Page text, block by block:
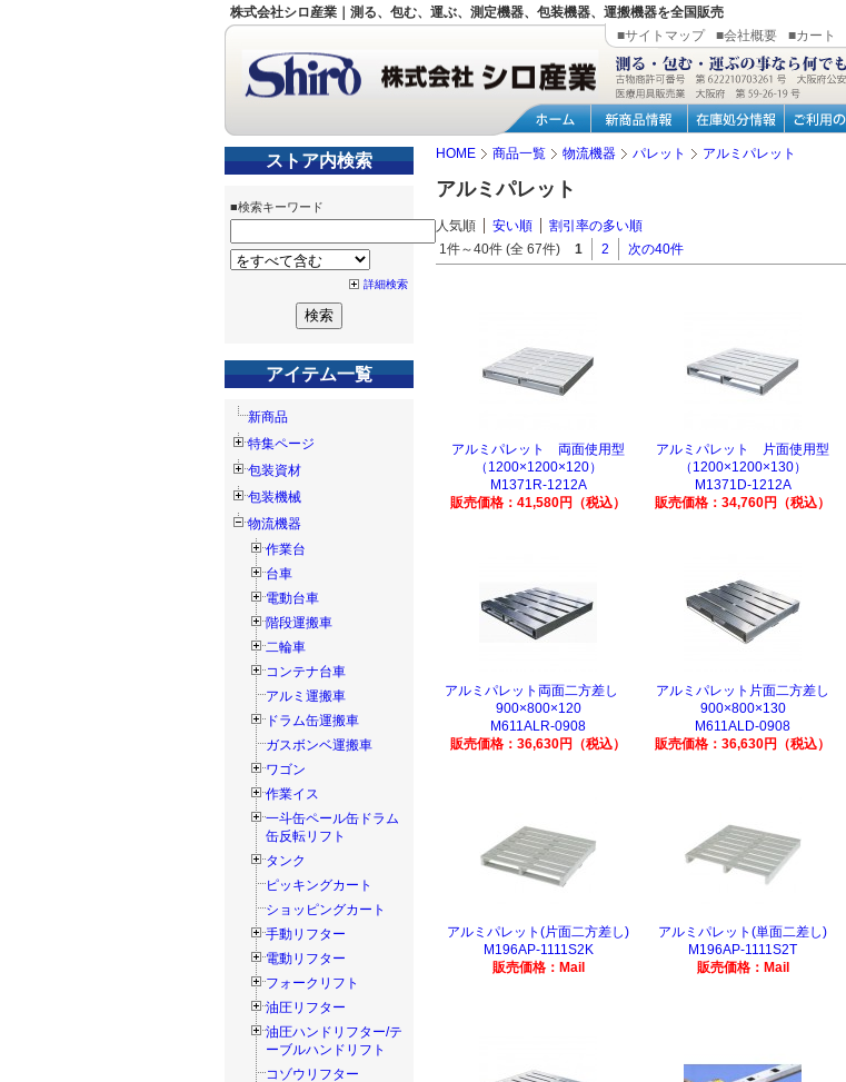
株式会社シロ産業｜測る、包む、運ぶ、測定機器、包装機器、運搬機器を全国販売
■サイトマップ
■会社概要 ■カート
ストア内検索
■検索キーワード
詳細検索
アイテム一覧
新商品
特集ページ
包装資材
包装機械
物流機器
作業台
台車
電動台車
階段運搬車
二輪車
コンテナ台車
アルミ運搬車
ドラム缶運搬車
ガスボンベ運搬車
ワゴン
作業イス
一斗缶ペール缶ドラム
缶反転リフト
タンク
ピッキングカート
ショッピングカート
手動リフター
電動リフター
フォークリフト
油圧リフター
油圧ハンドリフター/テ
ーブルハンドリフト
コゾウリフター
HOME 商品一覧 物流機器 パレット アルミパレット
アルミパレット
人気順 安い順
割引率の多い順
1件～40件 (全 67件)
1 2 次の40件
アルミパレット 両面使用型
（1200×1200×120）
M1371R-1212A
販売価格：41,580円（税込）
アルミパレット 片面使用型
（1200×1200×130）
M1371D-1212A
販売価格：34,760円（税込）
アルミパレット両面二方差し
900×800×120
M611ALR-0908
販売価格：36,630円（税込）
アルミパレット片面二方差し
900×800×130
M611ALD-0908
販売価格：36,630円（税込）
アルミパレット(片面二方差し)
M196AP-1111S2K
販売価格：Mail
アルミパレット(単面二差し)
M196AP-1111S2T
販売価格：Mail